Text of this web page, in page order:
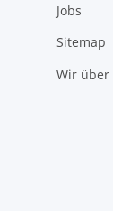
Jobs
Sitemap
Wir über